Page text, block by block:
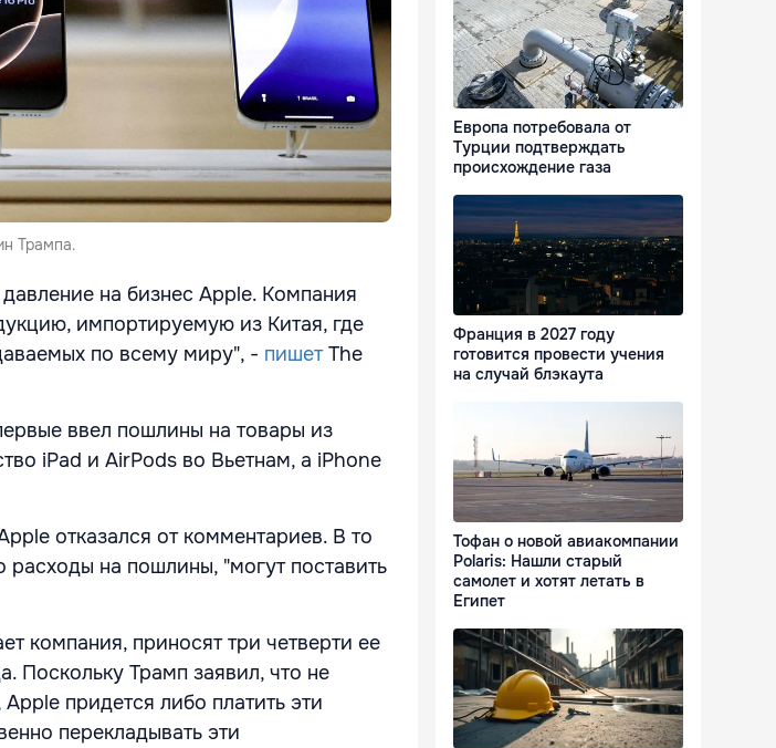
Трампа.
на бизнес Apple. Компания
импортируемую из Китая, где
по всему миру", - пишетThe
ввел пошлины на товары из
iPad и AirPods во Вьетнам, а iPhone
отказался от комментариев. В то
на пошлины, "могут поставить
компания, приносят три четверти ее
Поскольку Трамп заявил, что не
придется либо платить эти
перекладывать эти
Европа потребовала от
Турции подтверждать
происхождение газа
Франция в 2027 году
готовится провести учения
на случай блэкаута
Тофан о новой авиакомпании
Polaris: Нашли старый
самолет и хотят летать в
Египет